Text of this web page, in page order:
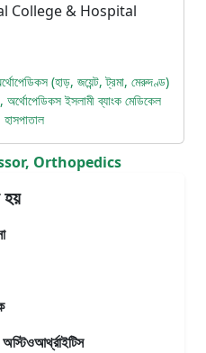
College & Hospital
(হাড়, জয়েন্ট, ট্রমা, মেরুদণ্ড)
ইসলামী ব্যাংক মেডিকেল
Orthopedics
হয়